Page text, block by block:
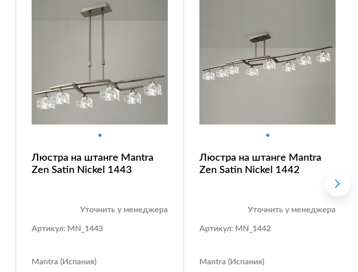
Люстра на штанге Mantra
Zen Satin Nickel 1443
Уточнить у менеджера
Артикул: MN_1443
Mantra (Испания)
Люстра на штанге Mantra
Zen Satin Nickel 1442
Уточнить у менеджера
Артикул: MN_1442
Mantra (Испания)